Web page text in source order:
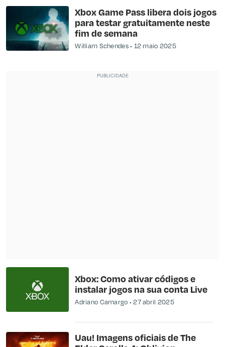
Xbox Game Pass libera dois jogos
para testar gratuitamente neste
fim de semana
William Schendes 12 maio 2025
Xbox: Como ativar códigos e
instalar jogos na sua conta Live
Adriano Camargo 27 abril 2025
Uau! Imagens oficiais de The